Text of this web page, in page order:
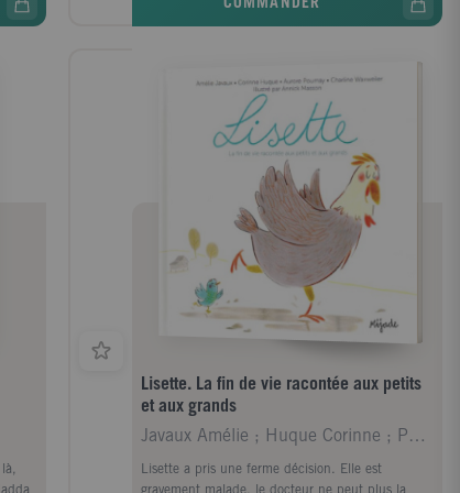
COMMANDER
là,
Lisette. La fin de vie racontée aux petits
et aux grands
Javaux Amélie ; Huque Corinne ; Poumay Aurore ; Wa
Lisette a pris une ferme décision. Elle est